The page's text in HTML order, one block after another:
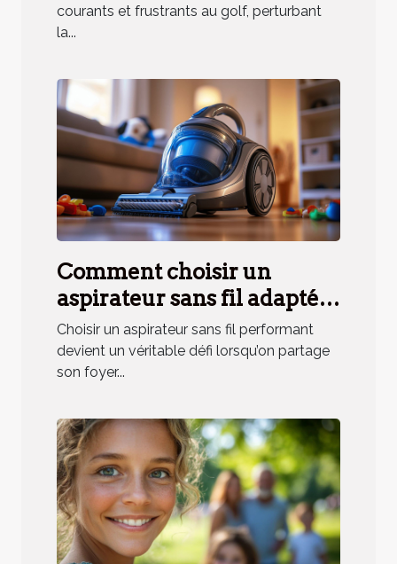
courants et frustrants au golf, perturbant
la...
Comment choisir un
aspirateur sans fil adapté
aux besoins des ménages
avec animaux ?
Choisir un aspirateur sans fil performant
devient un véritable défi lorsqu’on partage
son foyer...